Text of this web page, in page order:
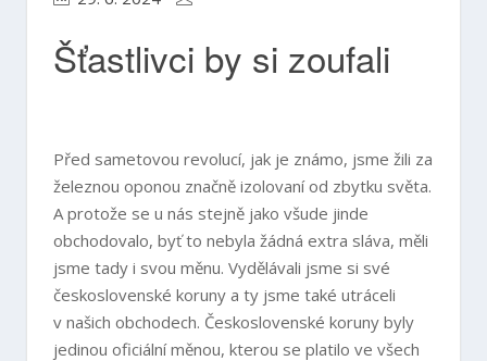
Šťastlivci by si zoufali
Před sametovou revolucí, jak je známo, jsme žili za
železnou oponou značně izolovaní od zbytku světa.
A protože se u nás stejně jako všude jinde
obchodovalo, byť to nebyla žádná extra sláva, měli
jsme tady i svou měnu. Vydělávali jsme si své
československé koruny a ty jsme také utráceli
v našich obchodech. Československé koruny byly
jedinou oficiální měnou, kterou se platilo ve všech